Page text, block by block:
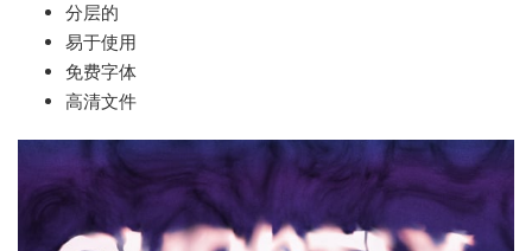
分层的
易于使用
免费字体
高清文件